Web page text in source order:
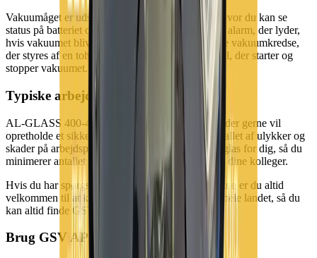
Vakuumåget er udstyret med et betjeningspanel, hvor du kan se
status på batteriet og vakuumet, og der er også en alarm, der lyder,
hvis vakuumet bliver for lavt. Åget har to separate vakuumkredse,
der styres af en tohåndsbetjent manuel skydeventil, der starter og
stopper vakuumet.
Typiske arbejdsopgaver
AL-GLASS 400-4 In-line er vakuumåget til dig, der gerne vil
opretholde et sikkert arbejdsmiljø og mindske antallet af ulykker og
skader på arbejdspladsen. Vakuumåget kan løfte glas for dig, så du
minimerer antallet af manuelle løft for dig selv og dine kolleger.
Hvis du har spørgsmål til AL-GLASS 400-4 In-line er du altid
velkommen til at kontakte os. Vi har afdelinger i hele landet, så du
kan altid finde GSV i nærheden af dig.
Brug GSV APP